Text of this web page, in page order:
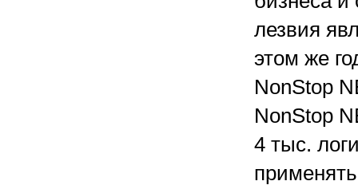
лезвия
этом же
NonStop
NonStop
4 тыс.